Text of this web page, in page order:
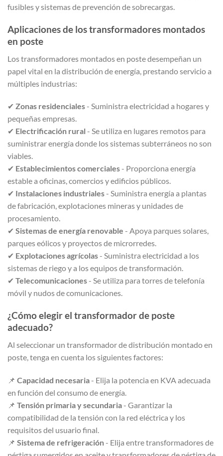
fusibles y sistemas de prevención de sobrecargas.
Aplicaciones de los transformadores montados
en poste
Los transformadores montados en poste desempeñan un
papel vital en la distribución de energía, prestando servicio a
múltiples industrias:
✔ Zonas residenciales- Suministra electricidad a hogares y
pequeñas empresas.
✔ Electrificación rural - Se utiliza en lugares remotos para
suministrar energía donde los sistemas subterráneos no son
viables.
✔ Establecimientos comerciales- Proporciona energía
estable a oficinas, comercios y edificios públicos.
✔ Instalaciones industriales- Suministra energía a plantas
de fabricación, explotaciones mineras y unidades de
procesamiento.
✔ Sistemas de energía renovable - Apoya parques solares,
parques eólicos y proyectos de microrredes.
✔ Explotaciones agrícolas- Suministra electricidad a los
sistemas de riego y a los equipos de transformación.
✔ Telecomunicaciones- Se utiliza para torres de telefonía
móvil y nudos de comunicaciones.
¿Cómo elegir el transformador de poste
adecuado?
Al seleccionar un transformador de distribución montado en
poste, tenga en cuenta los siguientes factores:
📌 Capacidad necesaria- Elija la potencia en KVA adecuada
en función del consumo de energía.
📌 Tensión primaria y secundaria- Garantizar la
compatibilidad de la tensión con la red eléctrica y los
requisitos del usuario final.
📌 Sistema de refrigeración- Elija entre transformadores de